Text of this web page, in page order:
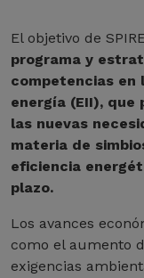
El objetivo de
programa y
competencias en
energía (EII),
las nuevas
materia de
eficiencia
plazo.
Los avances
como el aumento
exigencias